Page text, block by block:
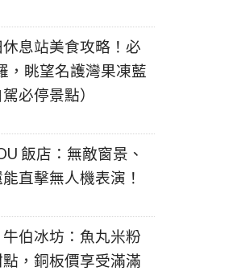
休息站美食攻略！必
，眺望名護灣果凍藍
必停景點）
飯店：無敵窗景、
直擊無人機表演！
牛伯冰坊：魚丸米粉
，銅板價享受滿滿